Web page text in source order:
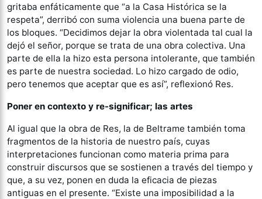
gritaba enfáticamente que “a la Casa Histórica se la
respeta”, derribó con suma violencia una buena parte de
los bloques. “Decidimos dejar la obra violentada tal cual la
dejó el señor, porque se trata de una obra colectiva. Una
parte de ella la hizo esta persona intolerante, que también
es parte de nuestra sociedad. Lo hizo cargado de odio,
pero tenemos que aceptar que es así”, reflexionó Res.
Poner en contexto y re-significar; las artes
Al igual que la obra de Res, la de Beltrame también toma
fragmentos de la historia de nuestro país, cuyas
interpretaciones funcionan como materia prima para
construir discursos que se sostienen a través del tiempo y
que, a su vez, ponen en duda la eficacia de piezas
antiguas en el presente. “Existe una imposibilidad a la